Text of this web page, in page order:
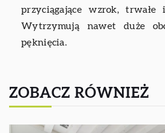
przyciągające wzrok,
Wytrzymują nawet duże
pęknięcia.
ZOBACZ RÓWNIEŻ